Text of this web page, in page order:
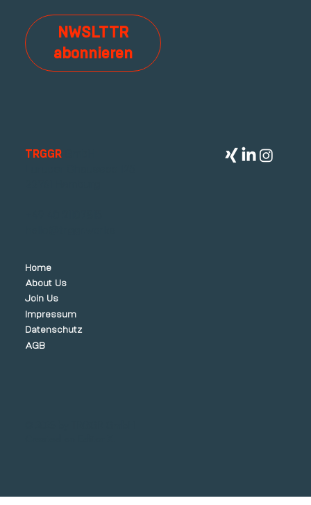
NWSLTTR
abonnieren
TRGGRGmbH
Home
About Us
Join Us
Impressum
Datenschutz
AGB